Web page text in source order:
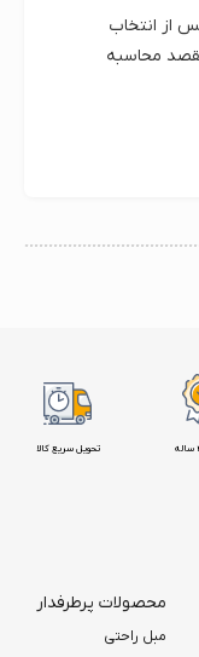
از انتخاب
محاسبه
تحویل سریع کالا
محصولات پرطرفدار
مبل راحتی